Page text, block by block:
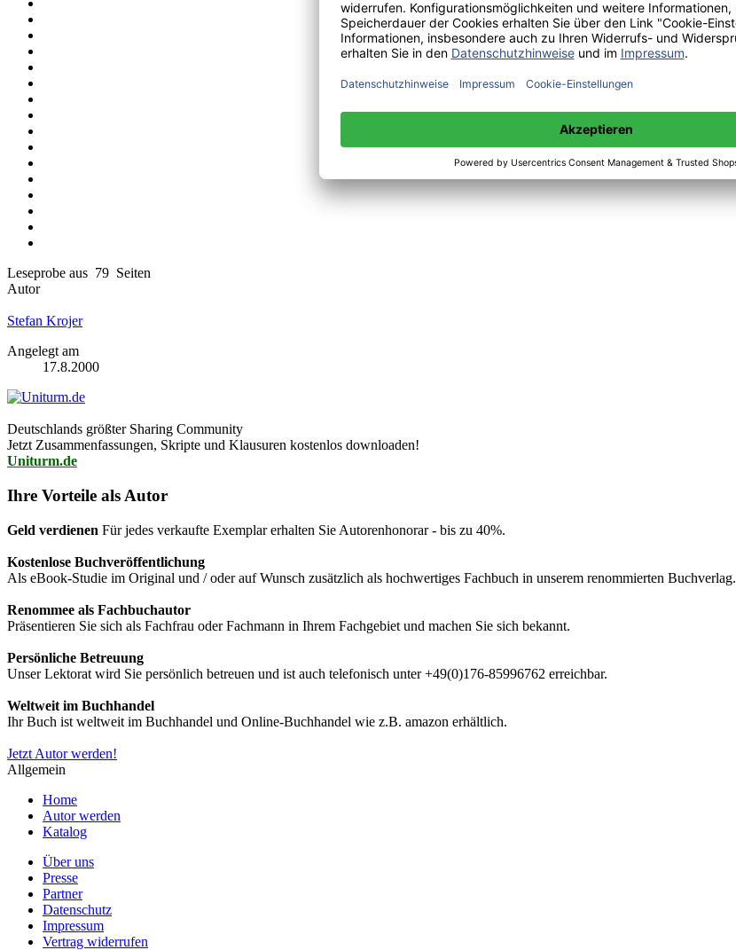
Leseprobe aus 79 Seiten
Autor
Stefan Krojer
Angelegt am
17.8.2000
Deutschlands größter Sharing Community
Jetzt Zusammenfassungen, Skripte und Klausuren kostenlos downloaden!
Uniturm.de
Ihre Vorteile als Autor
Geld verdienen Für jedes verkaufte Exemplar erhalten Sie Autorenhonorar - bis zu 40%.
Kostenlose Buchveröffentlichung
Als eBook-Studie im Original und / oder auf Wunsch zusätzlich als hochwertiges Fachbuch in unserem renommierten Buchverlag.
Renommee als Fachbuchautor
Präsentieren Sie sich als Fachfrau oder Fachmann in Ihrem Fachgebiet und machen Sie sich bekannt.
Persönliche Betreuung
Unser Lektorat wird Sie persönlich betreuen und ist auch telefonisch unter +49(0)176-85996762 erreichbar.
Weltweit im Buchhandel
Ihr Buch ist weltweit im Buchhandel und Online-Buchhandel wie z.B. amazon erhältlich.
Jetzt Autor werden!
Allgemein
Home
Autor werden
Katalog
Über uns
Presse
Partner
Datenschutz
Impressum
Vertrag widerrufen